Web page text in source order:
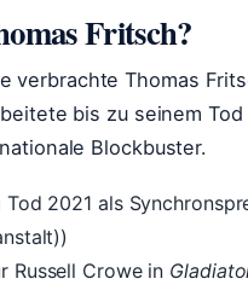
Fritsch?
verbrachte Thomas
bis zu seinem
Blockbuster.
Tod 2021 als
Russell Crowe in